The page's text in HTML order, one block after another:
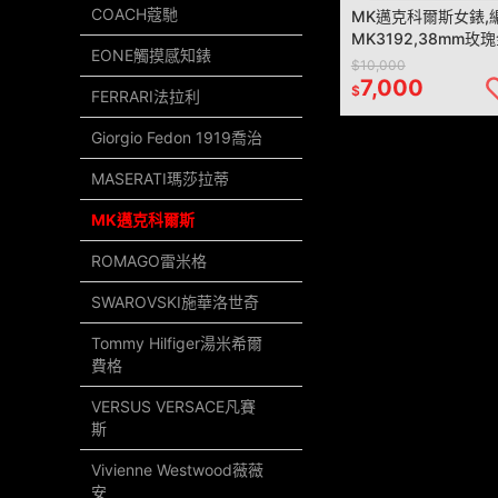
COACH蔻馳
EONE觸摸感知錶
FERRARI法拉利
Giorgio Fedon 1919喬治
MASERATI瑪莎拉蒂
MK邁克科爾斯
ROMAGO雷米格
SWAROVSKI施華洛世奇
Tommy Hilfiger湯米希爾
費格
VERSUS VERSACE凡賽
斯
Vivienne Westwood薇薇
安
MK邁克科爾斯女錶,
MK3192,38mm玫瑰
精鋼錶殼,玫瑰金色簡
鑽圈錶面,玫瑰金色
$10,000
$7,000